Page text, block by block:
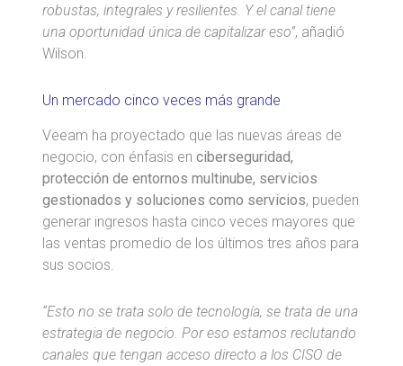
robustas, integrales y resilientes. Y el canal tiene
una oportunidad única de capitalizar eso”, añadió
Wilson.
Un mercado cinco veces más grande
Veeam ha proyectado que las nuevas áreas de
negocio, con énfasis enciberseguridad,
protección de entornos multinube, servicios
gestionados y soluciones como servicios, pueden
generar ingresos hasta cinco veces mayores que
las ventas promedio de los últimos tres años para
sus socios.
“Esto no se trata solo de tecnología, se trata de una
estrategia de negocio. Por eso estamos reclutando
canales que tengan acceso directo a los CISO de